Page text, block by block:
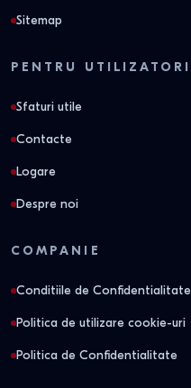
Sitemap
PENTRU UTILIZATORI
Sfaturi utile
Contacte
Logare
Despre noi
COMPANIE
Conditiile de Confidentialitate
Politica de utilizare cookie-uri
Politica de Confidentialitate